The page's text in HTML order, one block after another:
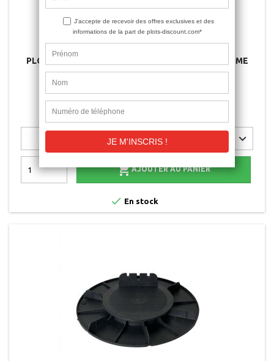
PLOT TERRASSE BOIS RÉGLABLE 50/80 MM - GAMME
ESSENTIEL - JOUPLAST
2,05 €
AJOUTER AU PANIER
 En stock